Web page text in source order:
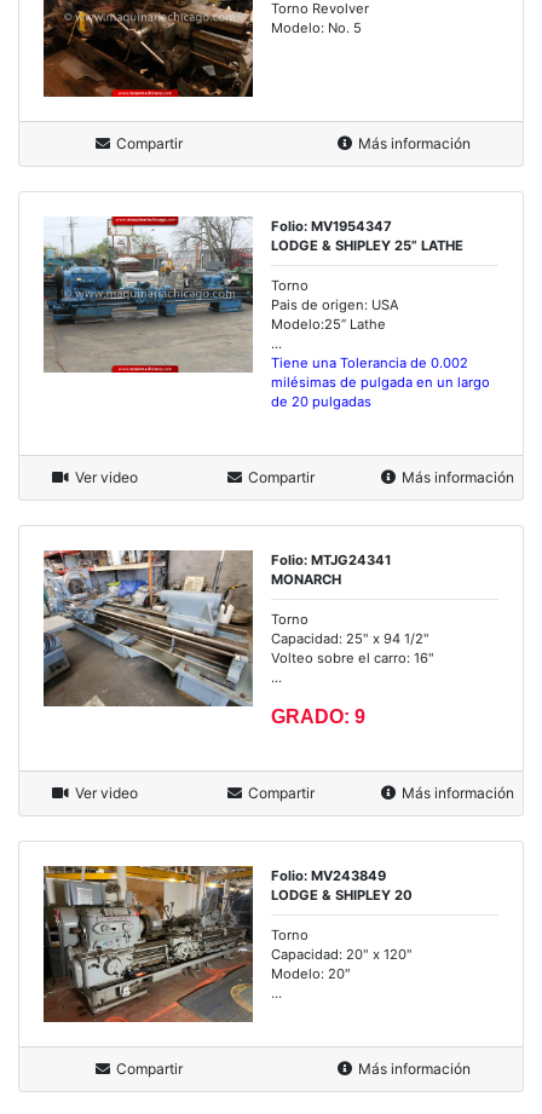
Torno Revolver
Modelo: No. 5
Compartir Más información
Folio: MV1954347
LODGE & SHIPLEY 25” LATHE
Torno
Pais de origen: USA
Modelo:25” Lathe
...
Tiene una Tolerancia de 0.002
milésimas de pulgada en un largo
de 20 pulgadas
Ver video Compartir Más información
Folio: MTJG24341
MONARCH
Torno
Capacidad: 25" x 94 1/2"
Volteo sobre el carro: 16"
...
GRADO: 9
Ver video Compartir Más información
Folio: MV243849
LODGE & SHIPLEY 20
Torno
Capacidad: 20" x 120"
Modelo: 20"
...
Compartir Más información